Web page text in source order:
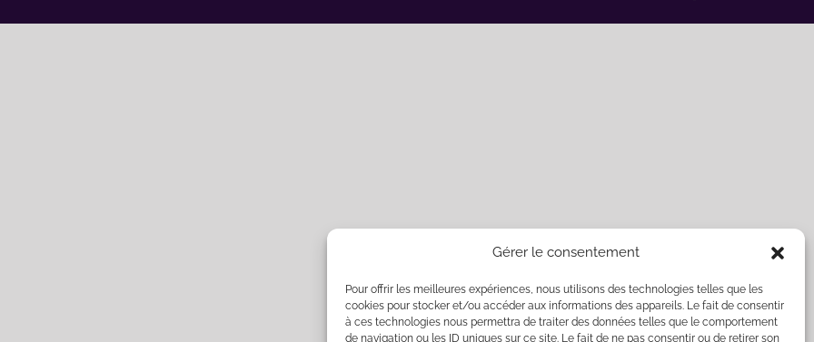
Gérer le consentement
Pour offrir les meilleures expériences, nous utilisons des technologies telles que les
cookies pour stocker et/ou accéder aux informations des appareils. Le fait de consentir
à ces technologies nous permettra de traiter des données telles que le comportement
de navigation ou les ID uniques sur ce site. Le fait de ne pas consentir ou de retirer son